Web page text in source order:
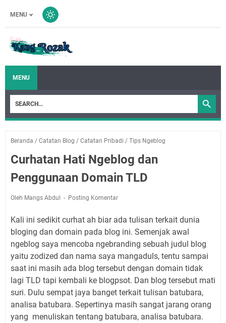
MENU
MENU
Beranda / Catatan Blog / Catatan Pribadi / Tips Ngeblog
Curhatan Hati Ngeblog dan
Penggunaan Domain TLD
Oleh Mangs Abdul Posting Komentar
Kali ini sedikit curhat ah biar ada tulisan terkait dunia
bloging dan domain pada blog ini. Semenjak awal
ngeblog saya mencoba ngebranding sebuah judul blog
yaitu zodized dan nama saya mangaduls, tentu sampai
saat ini masih ada blog tersebut dengan domain tidak
lagi TLD tapi kembali ke blogpsot. Dan blog tersebut mati
suri. Dulu sempat jaya banget terkait tulisan batubara,
analisa batubara. Sepertinya masih sangat jarang orang
yang menuliskan tentang batubara, analisa batubara.